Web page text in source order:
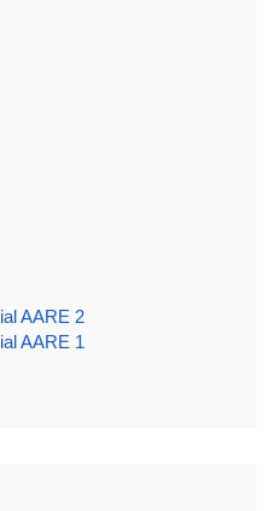
AARE 2
AARE 1